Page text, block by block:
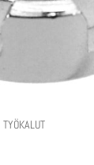
TYÖKALUT